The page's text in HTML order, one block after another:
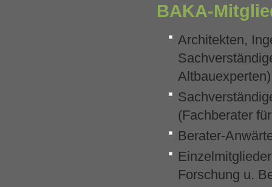
BAKA-
Architekten,
Altbauexperten)
(Fachberater
Berater-
Forschung u.